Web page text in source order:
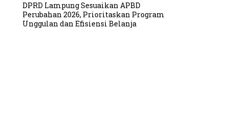
DPRD Lampung Sesuaikan APBD
Perubahan 2026, Prioritaskan Program
Unggulan dan Efisiensi Belanja